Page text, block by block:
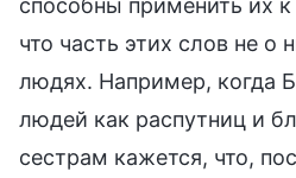
что часть этих слов не о
людях. Например, когда
людей как распутниц и
сестрам кажется, что,